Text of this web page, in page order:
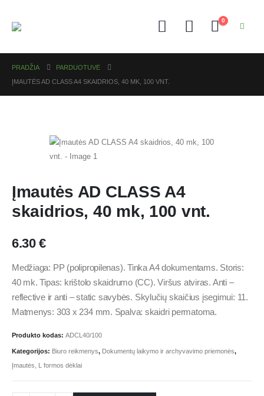
0
PRADŽIA
PARDUOTUVĖ
ĮMAUTĖS AD CLASS A4 SKAIDRIOS, 40 MK, 100 VNT.
Įmautės AD CLASS A4
skaidrios, 40 mk, 100 vnt.
6.30 €
Medžiaga: PP (polipropilenas). Tinka A4 dokumentams. Storis:
40 mk. Tipas: krištolo skaidrumo (CC). Viršus atviras. Anti –
reflective ir anti – static savybės. Skylučių skaičius įsegimui: 11.
Matmenys: 303 x 234 mm. Spalva: skaidri permatoma.
Produkto kodas: ADCL40/100
Kategorijos: Biuro reikmenys, Dokumentų laikymo ir archyvavimo priemonės,
Įmautės, L formos dėklai